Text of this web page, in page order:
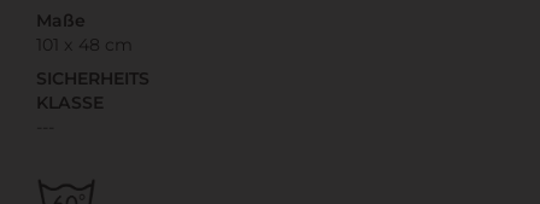
Maße
101 x 48 cm
SICHERHEITS
KLASSE